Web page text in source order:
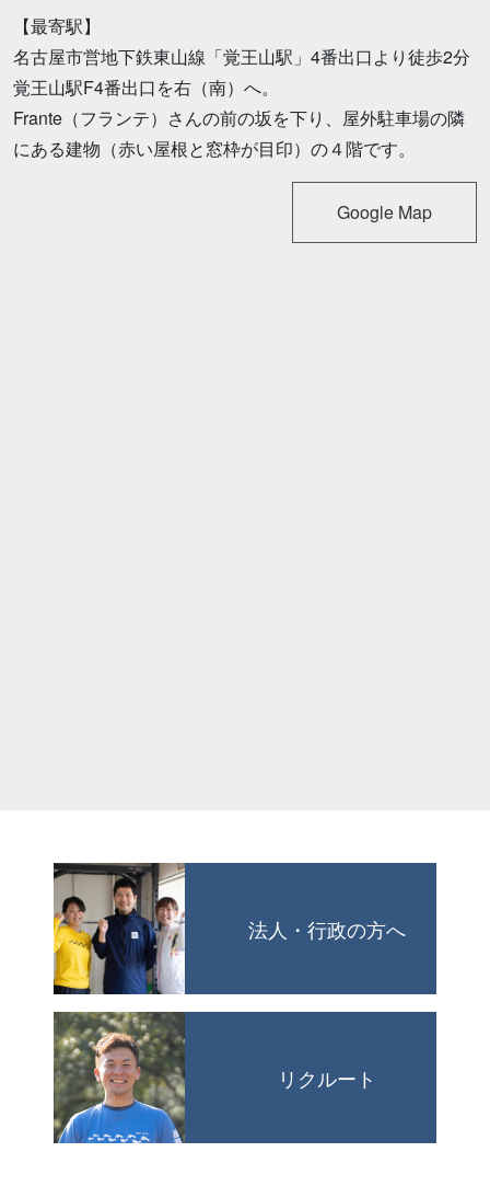
【最寄駅】
名古屋市営地下鉄東山線「覚王山駅」4番出口より徒歩2分
覚王山駅F4番出口を右（南）へ。
Frante（フランテ）さんの前の坂を下り、屋外駐車場の隣
にある建物（赤い屋根と窓枠が目印）の４階です。
Google Map
法人・行政の方へ
リクルート